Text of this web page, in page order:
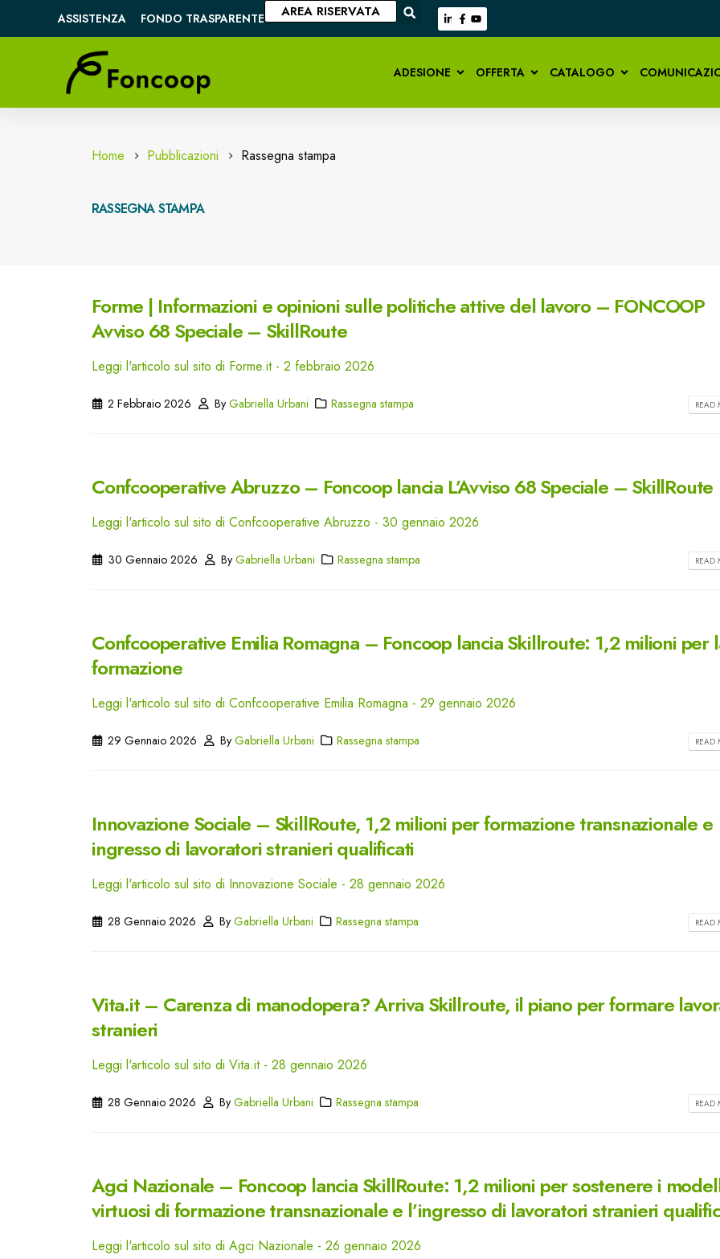
ASSISTENZA FONDO TRASPARENTE AREA RISERVATA
ADESIONE OFFERTA CATALOGO
Home Pubblicazioni Rassegna stampa
RASSEGNA STAMPA
Forme | Informazioni e opinioni sulle politiche attive del lavoro – FONCOOP
Avviso 68 Speciale – SkillRoute
Leggi l'articolo sul sito di Forme.it - 2 febbraio 2026
2 Febbraio 2026 ByGabriella Urbani Rassegna stampa READ
Confcooperative Abruzzo – Foncoop lancia L’Avviso 68 Speciale – SkillRoute
Leggi l'articolo sul sito di Confcooperative Abruzzo - 30 gennaio 2026
30 Gennaio 2026 ByGabriella Urbani Rassegna stampa READ
Confcooperative Emilia Romagna – Foncoop lancia Skillroute: 1,2 milioni per
formazione
Leggi l'articolo sul sito di Confcooperative Emilia Romagna - 29 gennaio 2026
29 Gennaio 2026 ByGabriella Urbani Rassegna stampa READ
Innovazione Sociale – SkillRoute, 1,2 milioni per formazione transnazionale e
ingresso di lavoratori stranieri qualificati
Leggi l'articolo sul sito di Innovazione Sociale - 28 gennaio 2026
28 Gennaio 2026 ByGabriella Urbani Rassegna stampa READ
Vita.it – Carenza di manodopera? Arriva Skillroute, il piano per formare
stranieri
Leggi l'articolo sul sito di Vita.it - 28 gennaio 2026
28 Gennaio 2026 ByGabriella Urbani Rassegna stampa READ
Agci Nazionale – Foncoop lancia SkillRoute: 1,2 milioni per sostenere i
virtuosi di formazione transnazionale e l’ingresso di lavoratori stranieri
Leggi l'articolo sul sito di Agci Nazionale - 26 gennaio 2026